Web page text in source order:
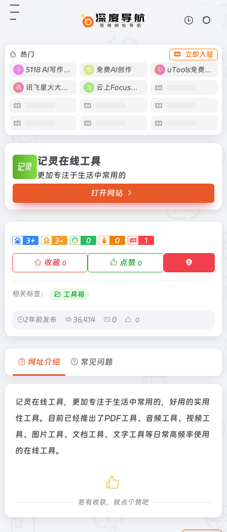
热门
立即入驻
5118 AI写作工具
免费AI创作 uTools免费工具箱
讯飞星火大模型 云上Focus接码
记灵在线工具
更加专注于生活中常用的
打开网站
3+ 3- 0 0 1
收藏 0 点赞 0
相关标签： 工具箱
2年前发布 36,414 0 0
网址介绍 常见问题
记灵在线工具，更加专注于生活中常用的，好用的实用
性工具。目前已经推出了PDF工具、音频工具、视频工
具、图片工具、文档工具、文字工具等日常高频率使用
的在线工具。
若有收获，就点个赞吧